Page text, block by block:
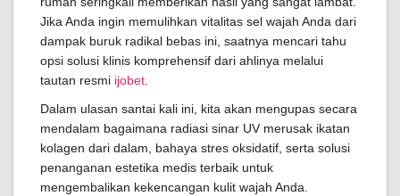
Jika Anda ingin memulihkan vitalitas sel wajah Anda dari
dampak buruk radikal bebas ini, saatnya mencari tahu
opsi solusi klinis komprehensif dari ahlinya melalui
tautan resmi ijobet
Dalam ulasan santai kali ini, kita akan mengupas secara
mendalam bagaimana radiasi sinar UV merusak ikatan
kolagen dari dalam, bahaya stres oksidatif, serta solusi
penanganan estetika medis terbaik untuk
mengembalikan kekencangan kulit wajah Anda.